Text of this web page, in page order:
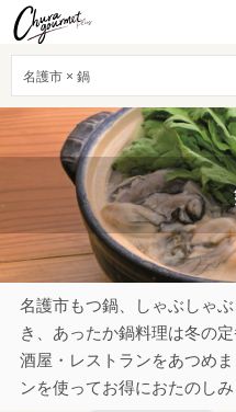
名護市 × 鍋
名護市もつ鍋、しゃぶしゃ
き、あったか鍋料理は冬の
酒屋・レストランをあつめ
ンを使ってお得におたのしみ